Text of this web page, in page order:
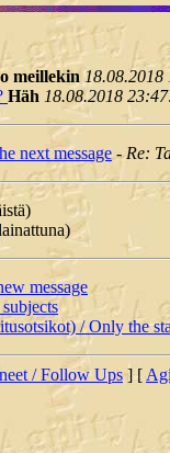
meillekin 18.08.2018
Häh 18.08.2018
next message-Re:
message
/ Only the
/ Follow Ups ] [